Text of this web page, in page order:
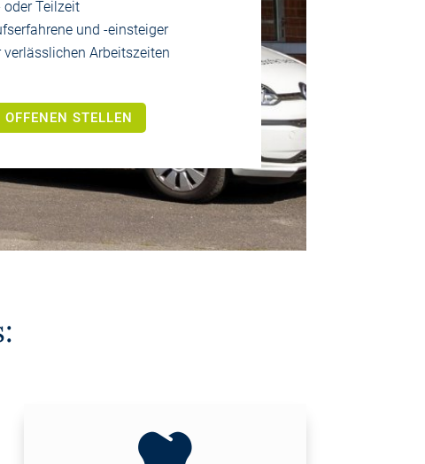
oder Teilzeit
und -einsteiger
verlässlichen Arbeitszeiten
STELLEN